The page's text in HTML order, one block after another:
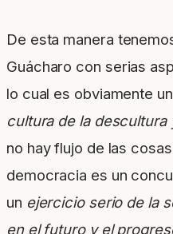
De esta manera
Guácharo con serias
lo cual es obviamente
cultura de la descultura
no hay flujo de las
democracia es un
un ejercicio serio de la
en el futuro y el